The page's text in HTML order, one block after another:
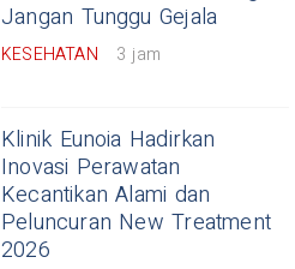
Jangan Tunggu Gejala
KESEHATAN 3 jam
Klinik Eunoia Hadirkan
Inovasi Perawatan
Kecantikan Alami dan
Peluncuran New Treatment
2026